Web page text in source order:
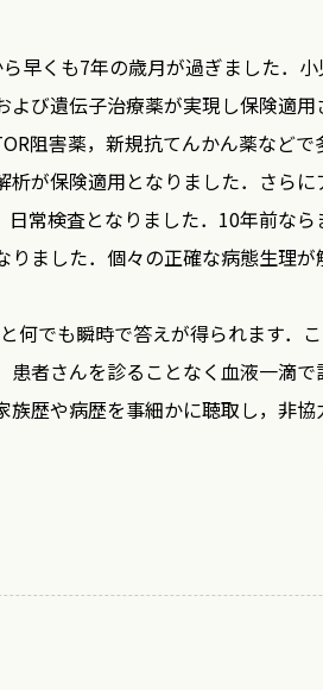
早くも7年の歳月が過ぎました．
よび遺伝子治療薬が実現し保険適
阻害薬，新規抗てんかん薬など
析が保険適用となりました．さら
日常検査となりました．10年前な
りました．個々の正確な病態生理
何でも瞬時で答えが得られます．
患者さんを診ることなく血液一滴
族歴や病歴を事細かに聴取し，非
識と技術を多くの先達から学びま
ルス感染症のパンデミックが継
現代でも結局は対症療法で凌いで
には医療の基本を実践しながら，